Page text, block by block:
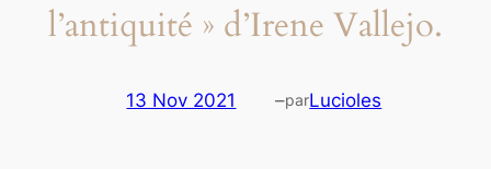
l’antiquité » d’Irene Vallejo.
13 Nov 2021 –parLucioles